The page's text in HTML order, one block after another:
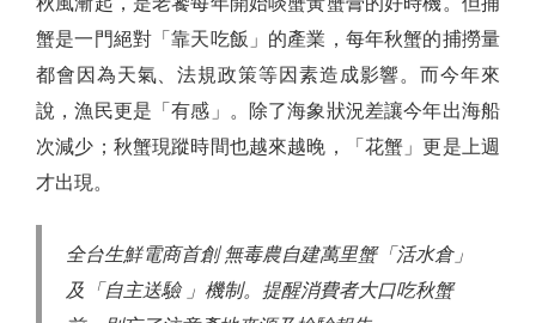
蟹是一門絕對「靠天吃飯」的產業，每年秋蟹的捕撈量
都會因為天氣、法規政策等因素造成影響。而今年來
說，漁民更是「有感」。除了海象狀況差讓今年出海船
次減少；秋蟹現蹤時間也越來越晚，「花蟹」更是上週
才出現。
全台生鮮電商首創 無毒農自建萬里蟹「活水倉」
及「自主送驗 」機制。提醒消費者大口吃秋蟹